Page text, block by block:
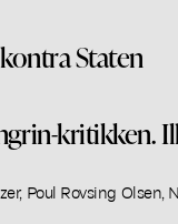
Staten
kritikken.
Poul Rovsing Olsen,